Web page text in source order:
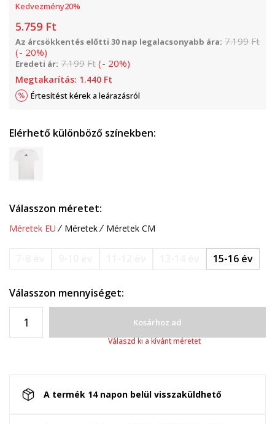
Kedvezmény20%
5.759 Ft
Az árcsökkentés előtti 30 nap legalacsonyabb ára: 7.199 Ft
(- 20%)
Eredeti ár: 7.199 Ft (- 20%)
Megtakarítás: 1.440 Ft
Értesítést kérek a leárazásról
Elérhető különböző színekben:
Válasszon méretet:
Méretek EU Méretek Méretek CM
15-16 év
Válasszon mennyiséget:
Kosárhoz ad
Válaszd ki a kívánt méretet
A termék 14 napon belül visszaküldhető